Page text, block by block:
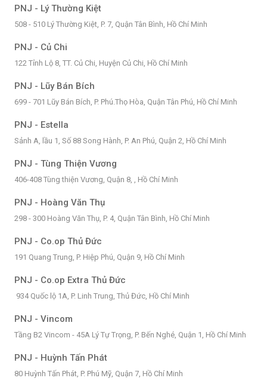
PNJ - Lý Thường Kiệt
508 - 510 Lý Thường Kiệt, P. 7, Quận Tân Bình, Hồ Chí Minh
PNJ - Củ Chi
122 Tỉnh Lộ 8, TT. Củ Chi, Huyện Củ Chi, Hồ Chí Minh
PNJ - Lũy Bán Bích
699 - 701 Lũy Bán Bích, P. Phú.Thọ Hòa, Quận Tân Phú, Hồ Chí Minh
PNJ - Estella
Sảnh A, lầu 1, Số 88 Song Hành, P. An Phú, Quận 2, Hồ Chí Minh
PNJ - Tùng Thiện Vương
406-408 Tùng thiện Vương, Quận 8, , Hồ Chí Minh
PNJ - Hoàng Văn Thụ
298 - 300 Hoàng Văn Thụ, P. 4, Quận Tân Bình, Hồ Chí Minh
PNJ - Co.op Thủ Đức
191 Quang Trung, P. Hiệp Phú, Quận 9, Hồ Chí Minh
PNJ - Co.op Extra Thủ Đức
934 Quốc lộ 1A, P. Linh Trung, Thủ Đức, Hồ Chí Minh
PNJ - Vincom
Tầng B2 Vincom - 45A Lý Tự Trọng, P. Bến Nghé, Quận 1, Hồ Chí Minh
PNJ - Huỳnh Tấn Phát
80 Huỳnh Tấn Phát, P. Phú Mỹ, Quận 7, Hồ Chí Minh